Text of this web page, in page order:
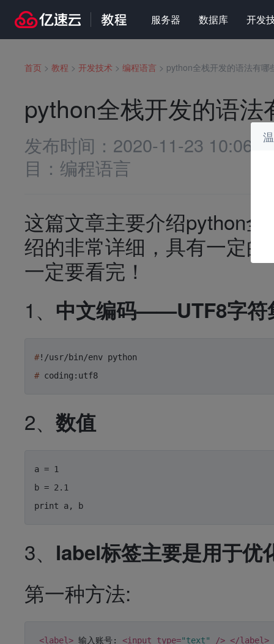
服务器 数据库 开发
首页 > 教程 > 开发技术 > 编程语言 > python全栈开发的语法有哪
python全栈开发的语法
发布时间： 2020-11-23
目： 编程语言
这篇文章主要介绍python
绍的非常详细，具有一定
一定要看完！
1、 中文编码——UTF8字符
#!/usr/bin/env python
# coding:utf8
2、 数值
a = 1
b = 2.1
print a, b
3、 label标签主要是用于优
第一种方法:
<label> 输入账号: <input type="text" /> </label>